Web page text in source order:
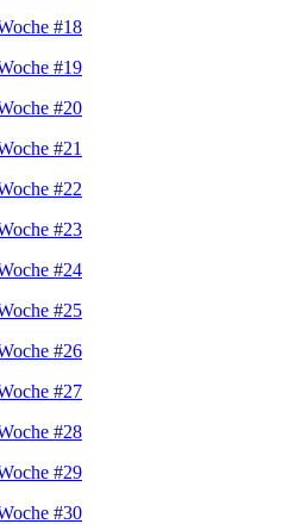
#18
#19
#20
#21
#22
#23
#24
#25
#26
#27
#28
#29
#30